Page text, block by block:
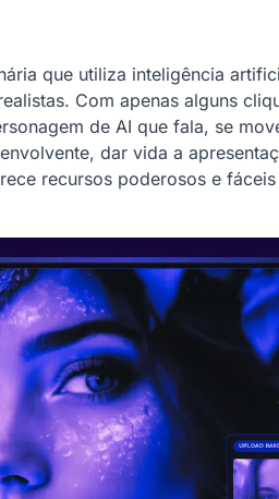
que utiliza inteligência
Com apenas alguns
de AI que fala, se
dar vida a
recursos poderosos e